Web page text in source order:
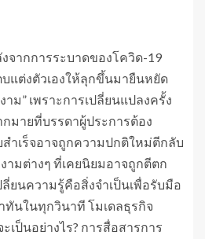
จากการระบาดของโควิด-19
แต่งตัวเองให้ลุกขึ้นมายืนหยัด
าม” เพราะการเปลี่ยนแปลงครั้ง
มายที่บรรดาผู้ประการต้อง
สำเร็จอาจถูกความปกติใหม่ตีกลับ
มต่างๆ ที่เคยนิยมอาจถูกตีตก
ลี่ยนความรู้คือสิ่งจำเป็นเพื่อรับมือ
ทันในทุกวินาที โมเดลธุรกิจ
เป็นอย่างไร? การสื่อสารการ